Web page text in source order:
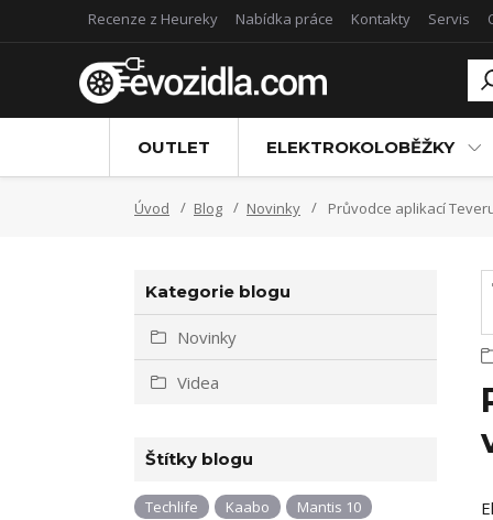
Recenze z Heureky Nabídka práce Kontakty Servis
OUTLET ELEKTROKOLOBĚŽKY
Úvod Blog Novinky Průvodce aplikací
Kategorie blogu
Novinky
Videa
Štítky blogu
Techlife Kaabo
Mantis 10